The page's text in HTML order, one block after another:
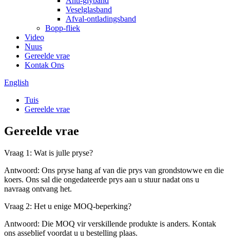
Veselglasband
Afval-ontladingsband
Bopp-fliek
Video
Nuus
Gereelde vrae
Kontak Ons
English
Tuis
Gereelde vrae
Gereelde vrae
Vraag 1: Wat is julle pryse?
Antwoord: Ons pryse hang af van die prys van grondstowwe en die
koers. Ons sal die ongedateerde prys aan u stuur nadat ons u
navraag ontvang het.
Vraag 2: Het u enige MOQ-beperking?
Antwoord: Die MOQ vir verskillende produkte is anders. Kontak
ons ​​asseblief voordat u u bestelling plaas.